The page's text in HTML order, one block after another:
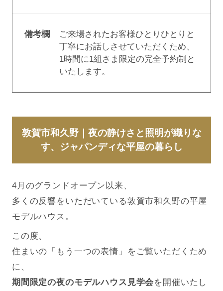
備考欄
ご来場されたお客様ひとりひとりと
丁寧にお話しさせていただくため、
1時間に1組さま限定の完全予約制と
いたします。
敦賀市和久野｜夜の静けさと照明が織りな
す、ジャパンディな平屋の暮らし
4月のグランドオープン以来、
多くの反響をいただいている敦賀市和久野の平屋
モデルハウス。
この度、
住まいの「もう一つの表情」をご覧いただくため
に、
期間限定の夜のモデルハウス見学会を開催いたし